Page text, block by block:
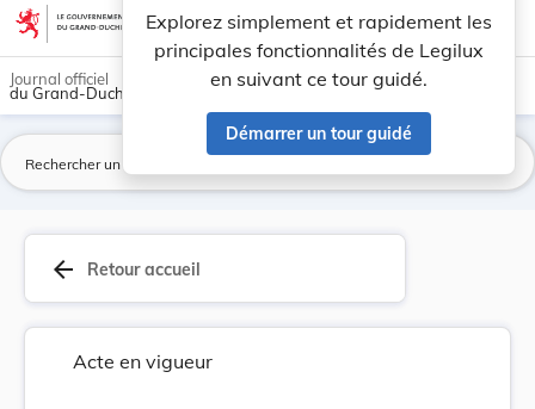
Aller au contenu account_circle help Aide
Explorez simplement et rapidement les
principales fonctionnalités de Legilux
en suivant ce tour guidé.
Démarrer un tour guidé
light_mode dark_mode
Journal officiel
du Grand-Duché de Luxembourg
arrow_back Retour accueil
Acte en vigueur